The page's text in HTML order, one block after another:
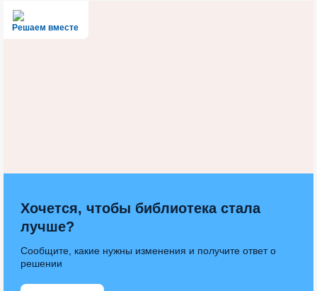
Решаем вместе
Хочется, чтобы библиотека стала
лучше?
Сообщите, какие нужны изменения и получите ответ о
решении